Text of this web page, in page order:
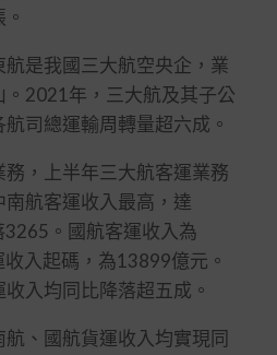
是我國三大航空央企，業
2021年，三大航及其子公
司總運輸周轉量超六成。
，上半年三大航客運業務
航客運收入最高，達
。國航客運收入為
入起碼，為13899億元。
入均同比降落超五成。
、國航貨運收入均實現同